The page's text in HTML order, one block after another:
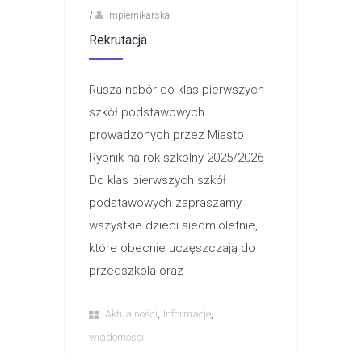
/
mpiernikarska
Rekrutacja
Rusza nabór do klas pierwszych
szkół podstawowych
prowadzonych przez Miasto
Rybnik na rok szkolny 2025/2026
Do klas pierwszych szkół
podstawowych zapraszamy
wszystkie dzieci siedmioletnie,
które obecnie uczęszczają do
przedszkola oraz
Aktualności, Informacje,
wiadomości